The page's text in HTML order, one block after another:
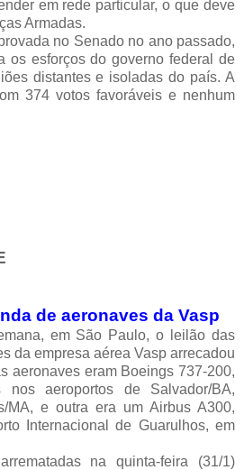
em rede particular, o que deve
Armadas.
no Senado no ano passado,
os esforços do governo federal de
distantes e isoladas do país. A
374 votos favoráveis e nenhum
de aeronaves da Vasp
em São Paulo, o leilão das
da empresa aérea Vasp arrecadou
aeronaves eram Boeings 737-200,
nos aeroportos de Salvador/BA,
MA, e outra era um Airbus A300,
Internacional de Guarulhos, em
na quinta-feira (31/1)